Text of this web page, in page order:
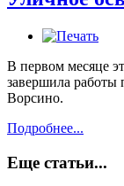
В первом месяце
завершила работы
Ворсино.
Подробнее...
Еще статьи...